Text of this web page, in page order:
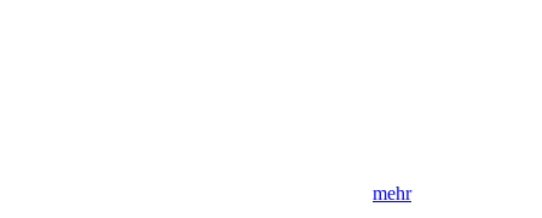
mehr